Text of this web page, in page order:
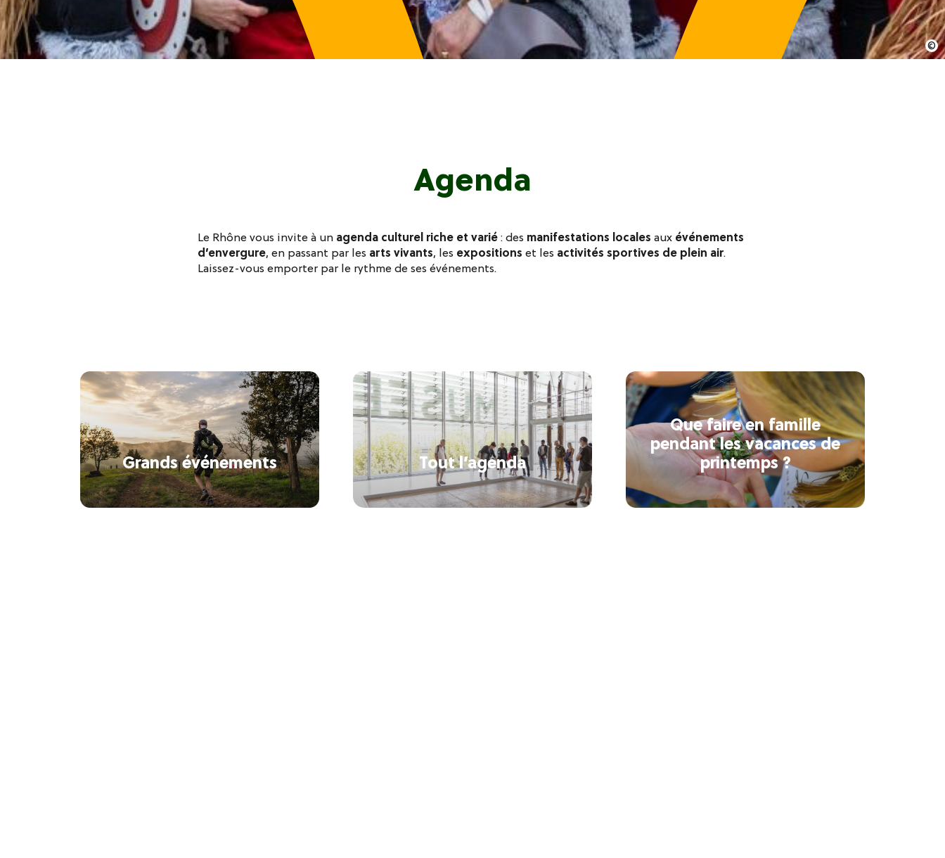
Agenda
Le Rhône vous invite à un agenda culturel riche et varié: des manifestations locales aux événements
d’envergure, en passant par les arts vivants, les expositionset les activités sportives de plein air.
Laissez-vous emporter par le rythme de ses événements.
Grands événements Tout l’agenda
Que faire en famille
pendant les vacances de
printemps ?